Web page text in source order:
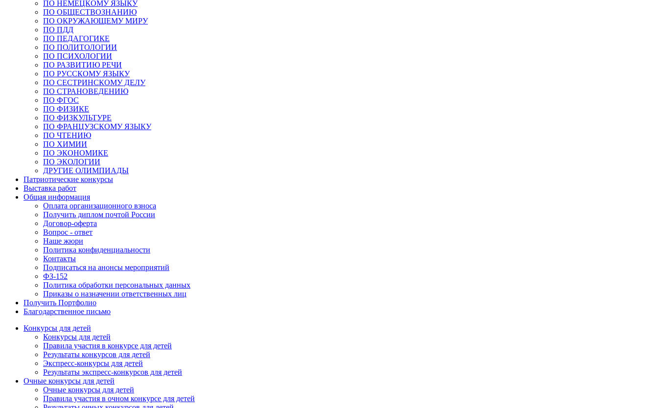
ПО НЕМЕЦКОМУ ЯЗЫКУ
ПО ОБЩЕСТВОЗНАНИЮ
ПО ОКРУЖАЮЩЕМУ МИРУ
ПО ПДД
ПО ПЕДАГОГИКЕ
ПО ПОЛИТОЛОГИИ
ПО ПСИХОЛОГИИ
ПО РАЗВИТИЮ РЕЧИ
ПО РУССКОМУ ЯЗЫКУ
ПО СЕСТРИНСКОМУ ДЕЛУ
ПО СТРАНОВЕДЕНИЮ
ПО ФГОС
ПО ФИЗИКЕ
ПО ФИЗКУЛЬТУРЕ
ПО ФРАНЦУЗСКОМУ ЯЗЫКУ
ПО ЧТЕНИЮ
ПО ХИМИИ
ПО ЭКОНОМИКЕ
ПО ЭКОЛОГИИ
ДРУГИЕ ОЛИМПИАДЫ
Патриотические конкурсы
Выставка работ
Общая информация
Оплата организационного взноса
Получить диплом почтой России
Договор-оферта
Вопрос - ответ
Наше жюри
Политика конфиденциальности
Контакты
Подписаться на анонсы мероприятий
ФЗ-152
Политика обработки персональных данных
Приказы о назначении ответственных лиц
Получить Портфолио
Благодарственное письмо
Конкурсы для детей
Конкурсы для детей
Правила участия в конкурсе для детей
Результаты конкурсов для детей
Экспресс-конкурсы для детей
Результаты экспресс-конкурсов для детей
Очные конкурсы для детей
Очные конкурсы для детей
Правила участия в очном конкурсе для детей